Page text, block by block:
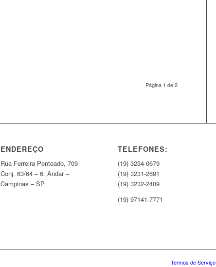
Página 1 de 2
ENDEREÇO
Rua Ferreira Penteado, 709
Conj. 63/64 – 6. Andar –
Campinas – SP
TELEFONES:
(19) 3234-0679
(19) 3231-2691
(19) 3232-2409
(19) 97141-7771
Termos de Serviço